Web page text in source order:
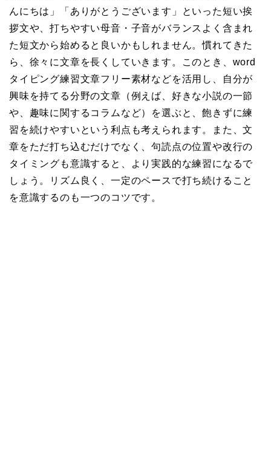
んにちは」「ありがとうございます」といった短い挨
拶文や、打ちやすい母音・子音がバランスよく含まれ
た短文から始めると良いかもしれません。慣れてきた
ら、徐々に文章を長くしていきます。このとき、word
タイピング練習文章フリー素材などを活用し、自分が
興味を持てる分野の文章（例えば、好きな小説の一節
や、趣味に関するコラムなど）を選ぶと、飽きずに練
習を続けやすいという利点も考えられます。また、文
章をただ打ち込むだけでなく、句読点の位置や改行の
タイミングも意識すると、より実践的な練習になるで
しょう。リズム良く、一定のペースで打ち続けること
を意識するのも一つのコツです。